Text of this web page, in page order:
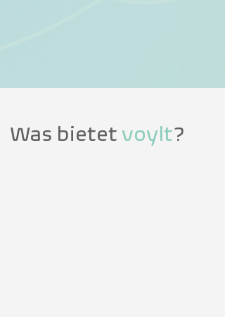
Was bietet voylt?